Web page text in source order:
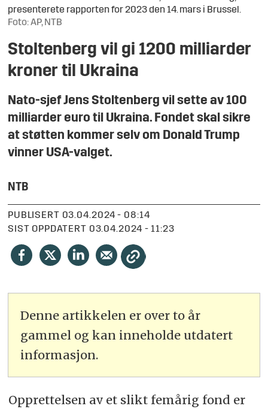
presenterete rapporten for 2023 den 14. mars i Brussel.
Foto: AP, NTB
Stoltenberg vil gi 1200 milliarder
kroner til Ukraina
Nato-sjef Jens Stoltenberg vil sette av 100
milliarder euro til Ukraina. Fondet skal sikre
at støtten kommer selv om Donald Trump
vinner USA-valget.
NTB
PUBLISERT
03.04.2024 - 08:14
SIST OPPDATERT
03.04.2024 - 11:23
Denne artikkelen er over to år
gammel og kan inneholde utdatert
informasjon.
Opprettelsen av et slikt femårig fond er